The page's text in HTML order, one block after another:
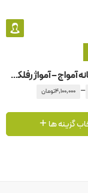
عطر ادکلن زنانه آمواج – آمواژ رفلکشن
–
4,100,000تومان
گزینه ها